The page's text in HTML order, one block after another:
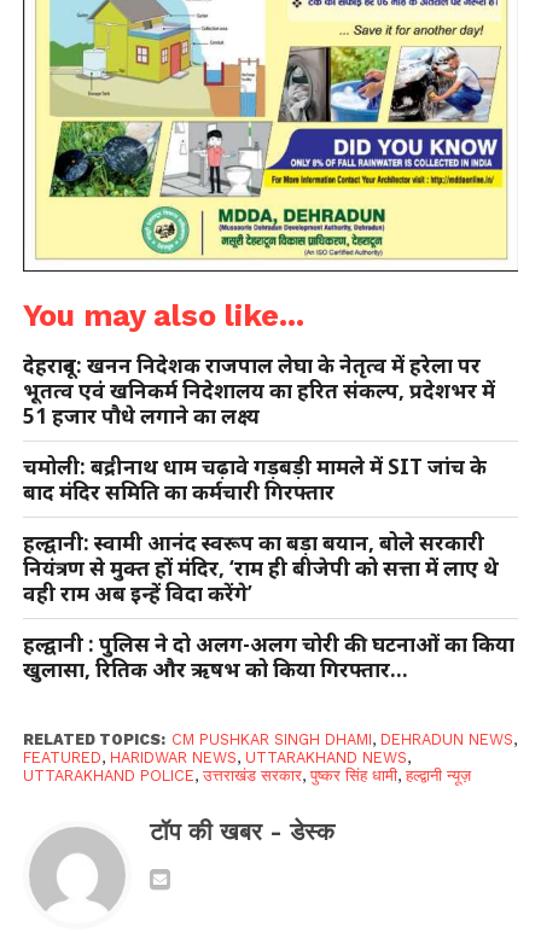
You may also like...
देहरादून: खनन निदेशक राजपाल लेघा के नेतृत्व में हरेला पर
भूतत्व एवं खनिकर्म निदेशालय का हरित संकल्प, प्रदेशभर में
51 हजार पौधे लगाने का लक्ष्य
चमोली: बद्रीनाथ धाम चढ़ावे गड़बड़ी मामले में SIT जांच के
बाद मंदिर समिति का कर्मचारी गिरफ्तार
हल्द्वानी: स्वामी आनंद स्वरूप का बड़ा बयान, बोले सरकारी
नियंत्रण से मुक्त हों मंदिर, ‘राम ही बीजेपी को सत्ता में लाए थे
वही राम अब इन्हें विदा करेंगे’
हल्द्वानी : पुलिस ने दो अलग-अलग चोरी की घटनाओं का किया
खुलासा, रितिक और ऋषभ को किया गिरफ्तार…
RELATED TOPICS: CM PUSHKAR SINGH DHAMI, DEHRADUN NEWS,
FEATURED, HARIDWAR NEWS, UTTARAKHAND NEWS,
UTTARAKHAND POLICE,उत्तराखंड सरकार,पुष्कर सिंह धामी,हल्द्वानी न्यूज़
टॉप की खबर - डेस्क